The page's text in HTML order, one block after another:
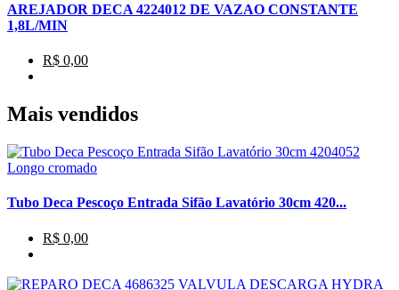
AREJADOR DECA 4224012 DE VAZAO CONSTANTE
1,8L/MIN
R$ 0,00
Mais vendidos
Tubo Deca Pescoço Entrada Sifão Lavatório 30cm 420...
R$ 0,00